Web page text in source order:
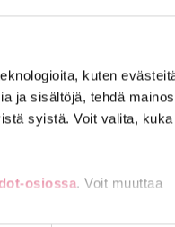
kuten
ja sisältöjä, tehdä
syistä. Voit valita,
osiossa. Voit muuttaa
ja
eri muodoissaan.